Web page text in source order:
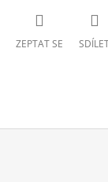
ZEPTAT SE